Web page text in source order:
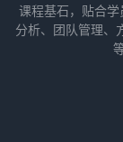
课程基石，贴合
分析、团队管理、